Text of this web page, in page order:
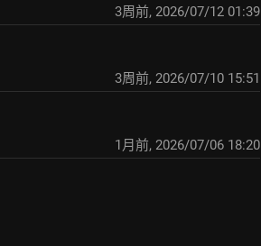
3周前, 2026/07/12 01:39
3周前, 2026/07/10 15:51
1月前, 2026/07/06 18:20